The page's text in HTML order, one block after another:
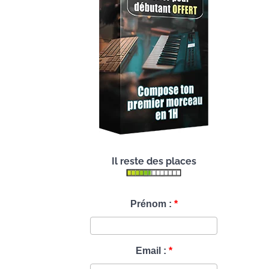
Il reste des places
Prénom :
Email :